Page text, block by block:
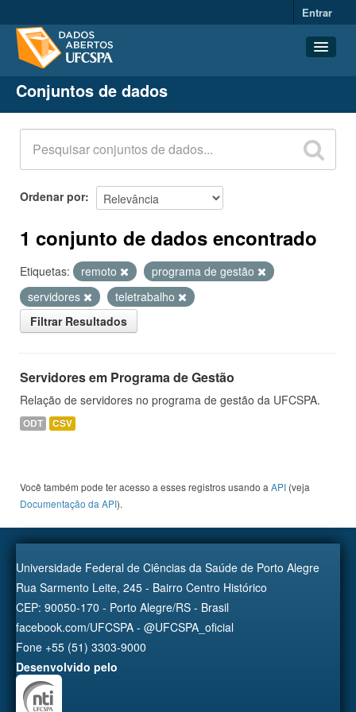
Entrar
Conjuntos de dados
Organizações
Grupos
Sobre
Conjuntos de dados
Ordenar por
1 conjunto de dados encontrado
Etiquetas: remoto
programa de gestão
servidores
teletrabalho
Filtrar Resultados
Servidores em Programa de Gestão
Relação de servidores no programa de gestão da UFCSPA.
ODT CSV
Você também pode ter acesso a esses registros usando a API (veja
Documentação da API).
Universidade Federal de Ciências da Saúde de Porto Alegre
Rua Sarmento Leite, 245 - Bairro Centro Histórico
CEP: 90050-170 - Porto Alegre/RS - Brasil
facebook.com/UFCSPA - @UFCSPA_oficial
Fone +55 (51) 3303-9000
Desenvolvido pelo